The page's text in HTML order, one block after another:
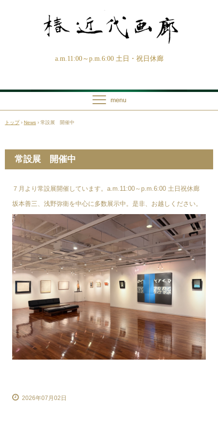
a.m.11:00～p.m.6:00 土日・祝日休廊
トップ › News › 常設展 開催中
常設展 開催中
７月より常設展開催しています。a.m.11:00～p.m.6:00 土日祝休廊
坂本善三、浅野弥衛を中心に多数展示中。是非、お越しください。
2026年07月02日